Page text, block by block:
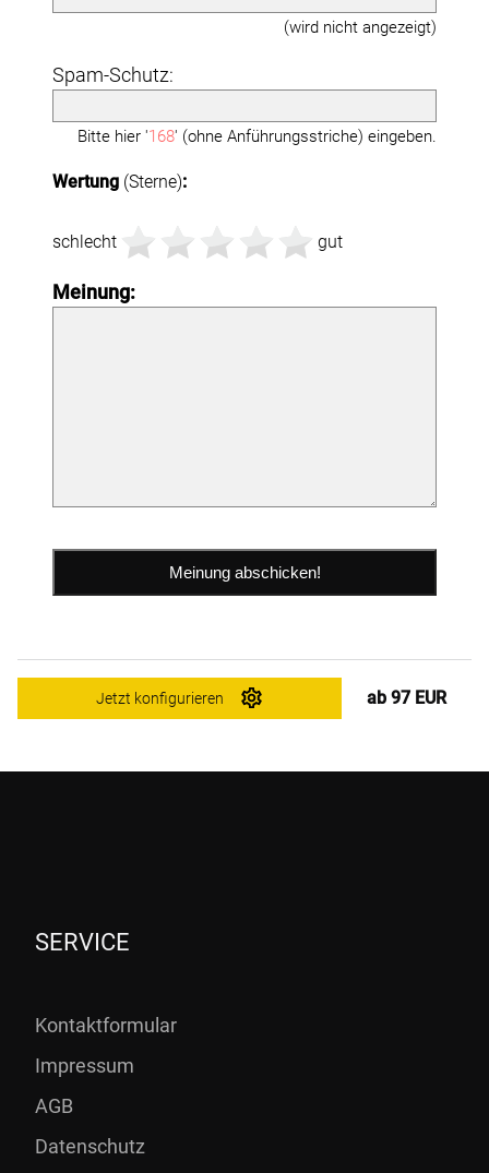
(wird nicht angezeigt)
Spam-Schutz:
Bitte hier '168' (ohne Anführungsstriche) eingeben.
Wertung (Sterne):
schlecht gut
Meinung:
Jetzt konfigurieren ab 97 EUR
SERVICE
Kontaktformular
Impressum
AGB
Datenschutz